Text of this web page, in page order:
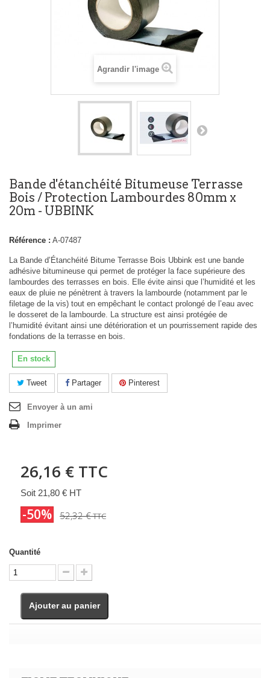
Agrandir l'image
Bande d'étanchéité Bitumeuse Terrasse
Bois / Protection Lambourdes 80mm x
20m - UBBINK
Référence : A-07487
La Bande d’Étanchéité Bitume Terrasse Bois Ubbink est une bande
adhésive bitumineuse qui permet de protéger la face supérieure des
lambourdes des terrasses en bois. Elle évite ainsi que l’humidité et les
eaux de pluie ne pénètrent à travers la lambourde (notamment par le
filetage de la vis) tout en empêchant le contact prolongé de l’eau avec
le dosseret de la lambourde. La structure est ainsi protégée de
l’humidité évitant ainsi une détérioration et un pourrissement rapide des
fondations de la terrasse en bois.
En stock
Tweet Partager Pinterest
Envoyer à un ami
Imprimer
26,16 € TTC
Soit 21,80 € HT
-50% 52,32 €TTC
Quantité
Ajouter au panier